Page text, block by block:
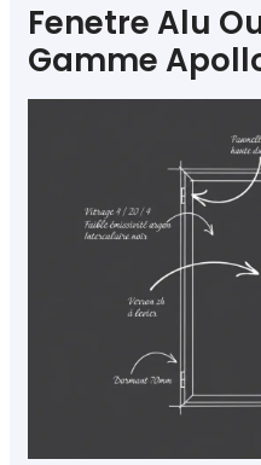
Fenetre Alu
Gamme